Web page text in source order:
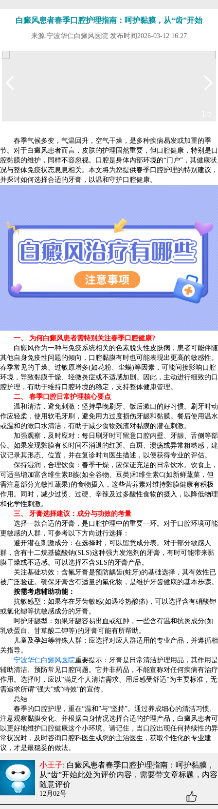
白癜风患者春季口腔护理指南：呵护黏膜，从“齿”开始
来源:宁波华仁白癜风医院 发布时间2026-03-12 16:27
春季气候多变，气温回升，空气干燥，是多种疾病易发或加重的季
节。对于白癜风患者而言，皮肤的护理固然重要，但口腔健康，特别是口
腔黏膜的维护，同样不容忽视。口腔是身体内部环境的“门户”，其健康状
况与整体免疫状态息息相关。本文将为您提供春季口腔护理的特别建议，
并探讨如何选择合适的牙膏，以温和守护口腔健康。
一、 为何白癜风患者需特别关注春季口腔健康?
白癜风作为一种与免疫系统相关的色素脱失性皮肤病，患者可能伴随
其他自身免疫性问题的倾向，口腔黏膜有时也可能表现出更高的敏感性。
春季常见的干燥、过敏原增多(如花粉、尘螨)等因素，可能间接影响口腔
环境，导致黏膜干燥、轻微炎症或不适感加剧。因此，主动进行细致的口
腔护理，有助于维持口腔环境的稳定，支持整体健康管理。
二、 春季口腔日常护理核心要点
温和清洁，避免刺激：坚持早晚刷牙、饭后漱口的好习惯。刷牙时动
作应轻柔，使用软毛牙刷，避免用力过度损伤牙龈和黏膜。餐后使用温水
或温和的漱口水清洁，有助于减少食物残渣对黏膜的潜在刺激。
加强观察，及时应对：每日刷牙时可留意口腔内壁、牙龈、舌侧等部
位。如果发现黏膜有长时间不消退的红斑、白斑、溃疡或异常粗糙感，建
议记录其形态、位置，并在复诊时向医生描述，以便获得专业的评估。
保持湿润，合理饮食：春季干燥，应保证充足的日常饮水。饮食上，
可适当增加富含维生素B族(如全谷物、豆类)和维生素C(如新鲜蔬菜，但
需注意部分光敏性蔬果)的食物摄入，这些营养素对维持黏膜健康有积极
作用。同时，减少过烫、过硬、辛辣及过多酸性食物的摄入，以降低物理
和化学性刺激。
三、 牙膏选择建议：成分与功效的考量
选择一款合适的牙膏，是口腔护理中的重要一环。对于口腔环境可能
更敏感的人群，可参考以下方向进行选择：
避开潜在刺激成分：在选择时，可以留意成分表。对于部分敏感人
群，含有十二烷基硫酸钠(SLS)这种强力发泡剂的牙膏，有时可能带来黏
膜干燥或不适感。可以选择不含SLS的牙膏产品。
关注基础功效：含氟牙膏是预防龋齿(蛀牙)的基础选择，其有效性已
被广泛验证。确保牙膏含有适量的氟化物，是维护牙齿健康的基本步骤。
按需考虑辅助功能：
抗敏感型：如果存在牙齿敏感(如遇冷热酸痛)，可以选择含有硝酸钾
或氯化锶等抗敏感成分的牙膏。
呵护牙龈型：如果牙龈容易出血或红肿，一些含有温和抗炎成分(如
乳铁蛋白、甘草酸二钾等)的牙膏可能有所帮助。
儿童及孕妇等特殊人群：应选择对应人群适用的专业产品，并遵循相
关指导。
宁波华仁白癜风医院重要提示：牙膏是日常清洁护理用品，其作用是
辅助清洁、预防常见口腔问题。它并非药品，不能宣称对任何疾病有治疗
作用。选择时，应以“满足个人清洁需求、用后感受舒适”为主要标准，无
需追求所谓“强大”或“特效”的宣传。
总结
春季的口腔护理，重在“温和”与“坚持”。通过养成细心的清洁习惯、
注意观察黏膜变化、并根据自身情况选择合适的护理产品，白癜风患者可
以更好地维护口腔健康这个小环境。请记住，当口腔出现任何持续性的异
常状况时，及时咨询口腔科医生或您的主治医生，获取个性化的专业建
议，才是最稳妥的做法。
小王子: 白癜风患者春季口腔护理指南：呵护黏膜，
从“齿”开始此处为评价内容，需要带文章标题，内容
随意评价
12月02号